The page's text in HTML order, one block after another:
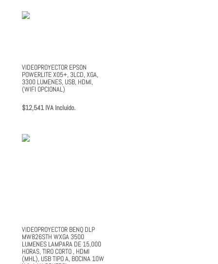
VIDEOPROYECTOR EPSON
POWERLITE X05+, 3LCD, XGA,
3300 LUMENES, USB, HDMI,
(WIFI OPCIONAL)
$12,541 IVA Incluido.
VIDEOPROYECTOR BENQ DLP
MW826STH WXGA 3500
LUMENES LAMPARA DE 15,000
HORAS, TIRO CORTO , HDMI
(MHL), USB TIPO A, BOCINA 10W